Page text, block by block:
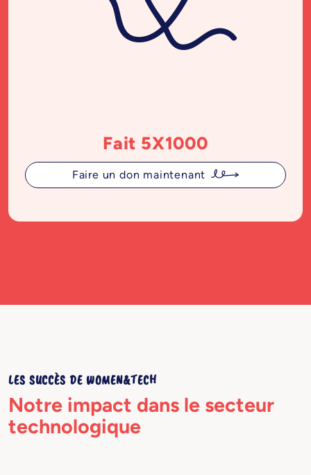
Fait 5X1000
Faire un don maintenant
LES SUCCÈS DE WOMEN&TECH
Notre impact dans le secteur
technologique